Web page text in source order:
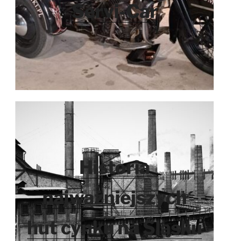
Servi-Car
Historia
najważniejszych
hut cynku na Śląsku